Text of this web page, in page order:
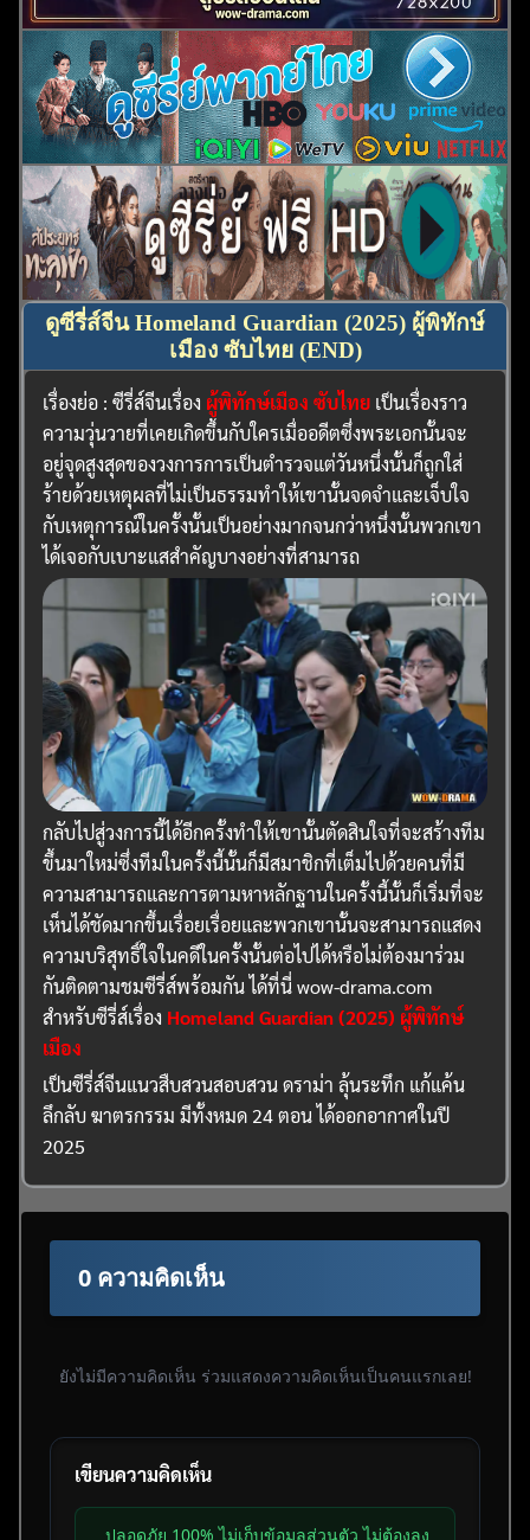
ดูซีรี่ส์จีน Homeland Guardian (2025) ผู้พิทักษ์
เมือง ซับไทย (END)
เรื่องย่อ : ซีรี่ส์จีนเรื่อง ผู้พิทักษ์เมือง ซับไทย เป็นเรื่องราว
ความวุ่นวายที่เคยเกิดขึ้นกับใครเมื่ออดีตซึ่งพระเอกนั้นจะ
อยู่จุดสูงสุดของวงการการเป็นตำรวจแต่วันหนึ่งนั้นก็ถูกใส่
ร้ายด้วยเหตุผลที่ไม่เป็นธรรมทำให้เขานั้นจดจำและเจ็บใจ
กับเหตุการณ์ในครั้งนั้นเป็นอย่างมากจนกว่าหนึ่งนั้นพวกเขา
ได้เจอกับเบาะแสสำคัญบางอย่างที่สามารถ
กลับไปสู่วงการนี้ได้อีกครั้งทำให้เขานั้นตัดสินใจที่จะสร้างทีม
ขึ้นมาใหม่ซึ่งทีมในครั้งนี้นั้นก็มีสมาชิกที่เต็มไปด้วยคนที่มี
ความสามารถและการตามหาหลักฐานในครั้งนี้นั้นก็เริ่มที่จะ
เห็นได้ชัดมากขึ้นเรื่อยเรื่อยและพวกเขานั้นจะสามารถแสดง
ความบริสุทธิ์ใจในคดีในครั้งนั้นต่อไปได้หรือไม่ต้องมาร่วม
กันติดตามชมซีรี่ส์พร้อมกัน ได้ที่นี่ wow-drama.com
สำหรับซีรี่ส์เรื่อง Homeland Guardian (2025) ผู้พิทักษ์
เมือง
เป็นซีรี่ส์จีนแนวสืบสวนสอบสวน ดราม่า ลุ้นระทึก แก้แค้น
ลึกลับ ฆาตรกรรม มีทั้งหมด 24 ตอน ได้ออกอากาศในปี
2025
0 ความคิดเห็น
ยังไม่มีความคิดเห็น ร่วมแสดงความคิดเห็นเป็นคนแรกเลย!
เขียนความคิดเห็น
ปลอดภัย 100% ไม่เก็บข้อมูลส่วนตัว ไม่ต้องลง